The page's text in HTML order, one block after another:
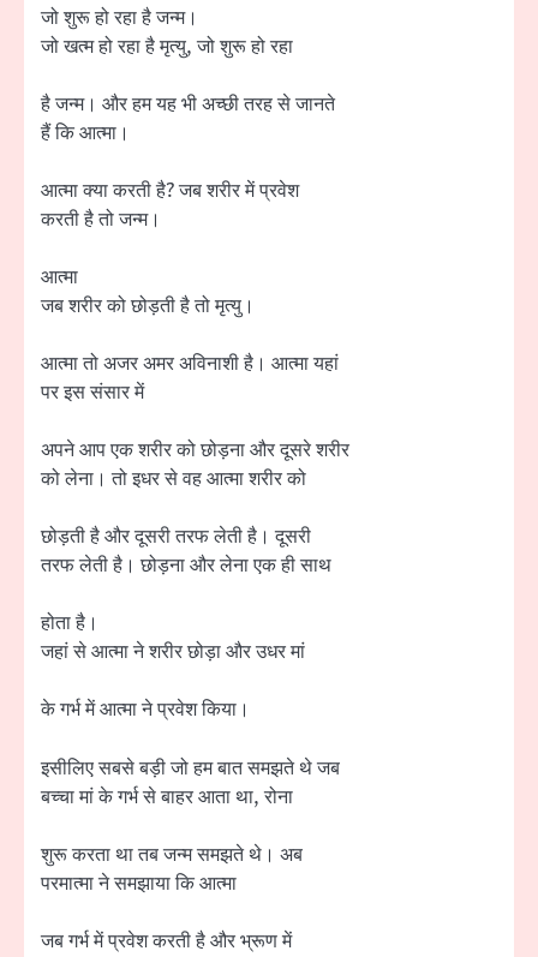
जो शुरू हो रहा है जन्म।
जो खत्म हो रहा है मृत्यु, जो शुरू हो रहा
है जन्म। और हम यह भी अच्छी तरह से जानते
हैं कि आत्मा।
आत्मा क्या करती है? जब शरीर में प्रवेश
करती है तो जन्म।
आत्मा
जब शरीर को छोड़ती है तो मृत्यु।
आत्मा तो अजर अमर अविनाशी है। आत्मा यहां
पर इस संसार में
अपने आप एक शरीर को छोड़ना और दूसरे शरीर
को लेना। तो इधर से वह आत्मा शरीर को
छोड़ती है और दूसरी तरफ लेती है। दूसरी
तरफ लेती है। छोड़ना और लेना एक ही साथ
होता है।
जहां से आत्मा ने शरीर छोड़ा और उधर मां
के गर्भ में आत्मा ने प्रवेश किया।
इसीलिए सबसे बड़ी जो हम बात समझते थे जब
बच्चा मां के गर्भ से बाहर आता था, रोना
शुरू करता था तब जन्म समझते थे। अब
परमात्मा ने समझाया कि आत्मा
जब गर्भ में प्रवेश करती है और भ्रूण में